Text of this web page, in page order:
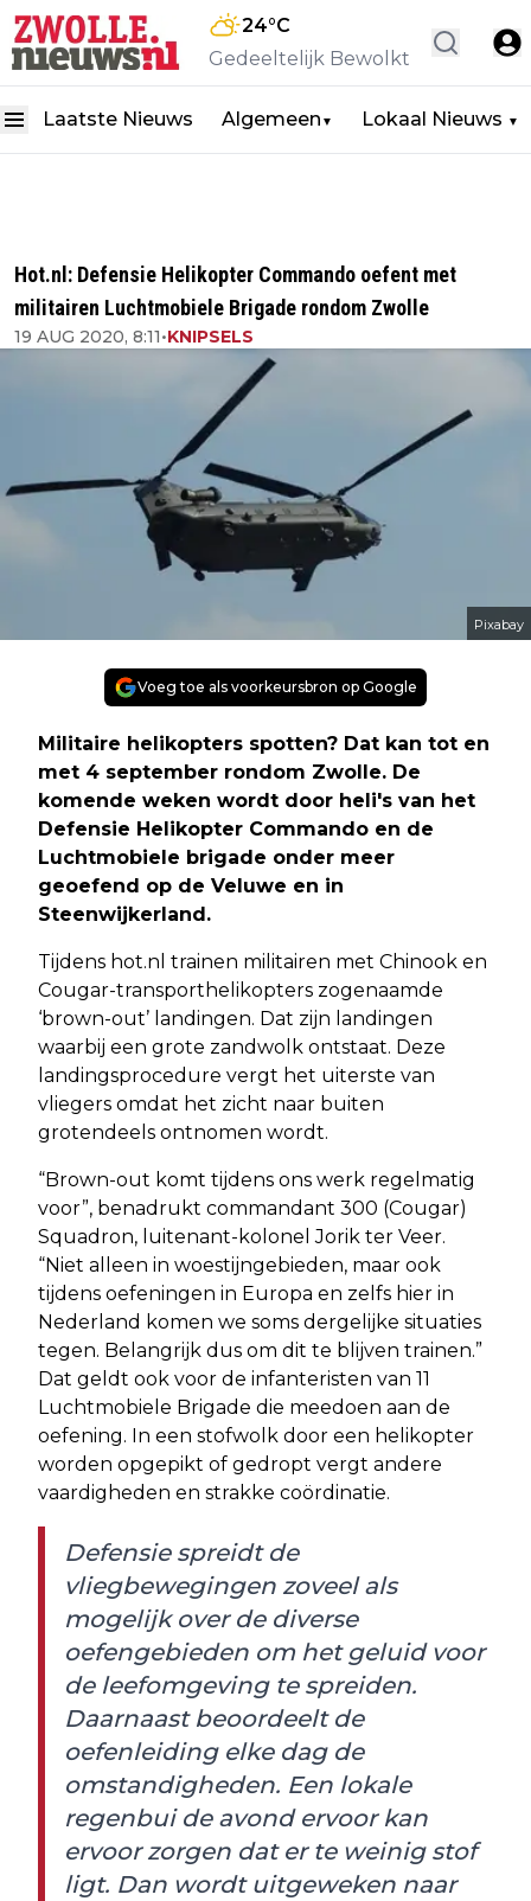
24°C
Gedeeltelijk Bewolkt
Laatste Nieuws Algemeen ▼ Lokaal Nieuws ▼
Hot.nl: Defensie Helikopter Commando oefent met
militairen Luchtmobiele Brigade rondom Zwolle
19 AUG 2020, 8:11•KNIPSELS
Pixabay
Voeg toe als voorkeursbron op Google
Militaire helikopters spotten? Dat kan tot en
met 4 september rondom Zwolle. De
komende weken wordt door heli's van het
Defensie Helikopter Commando en de
Luchtmobiele brigade onder meer
geoefend op de Veluwe en in
Steenwijkerland.
Tijdens hot.nl trainen militairen met Chinook en
Cougar-transporthelikopters zogenaamde
‘brown-out’ landingen. Dat zijn landingen
waarbij een grote zandwolk ontstaat. Deze
landingsprocedure vergt het uiterste van
vliegers omdat het zicht naar buiten
grotendeels ontnomen wordt.
“Brown-out komt tijdens ons werk regelmatig
voor”, benadrukt commandant 300 (Cougar)
Squadron, luitenant-kolonel Jorik ter Veer.
“Niet alleen in woestijngebieden, maar ook
tijdens oefeningen in Europa en zelfs hier in
Nederland komen we soms dergelijke situaties
tegen. Belangrijk dus om dit te blijven trainen.”
Dat geldt ook voor de infanteristen van 11
Luchtmobiele Brigade die meedoen aan de
oefening. In een stofwolk door een helikopter
worden opgepikt of gedropt vergt andere
vaardigheden en strakke coördinatie.
Defensie spreidt de
vliegbewegingen zoveel als
mogelijk over de diverse
oefengebieden om het geluid voor
de leefomgeving te spreiden.
Daarnaast beoordeelt de
oefenleiding elke dag de
omstandigheden. Een lokale
regenbui de avond ervoor kan
ervoor zorgen dat er te weinig stof
ligt. Dan wordt uitgeweken naar